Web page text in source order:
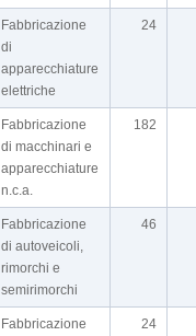
Fabbricazione
di
apparecchiature
elettriche
24
Fabbricazione
di macchinari e
apparecchiature
n.c.a.
182
Fabbricazione
di autoveicoli,
rimorchi e
semirimorchi
46
Fabbricazione
24